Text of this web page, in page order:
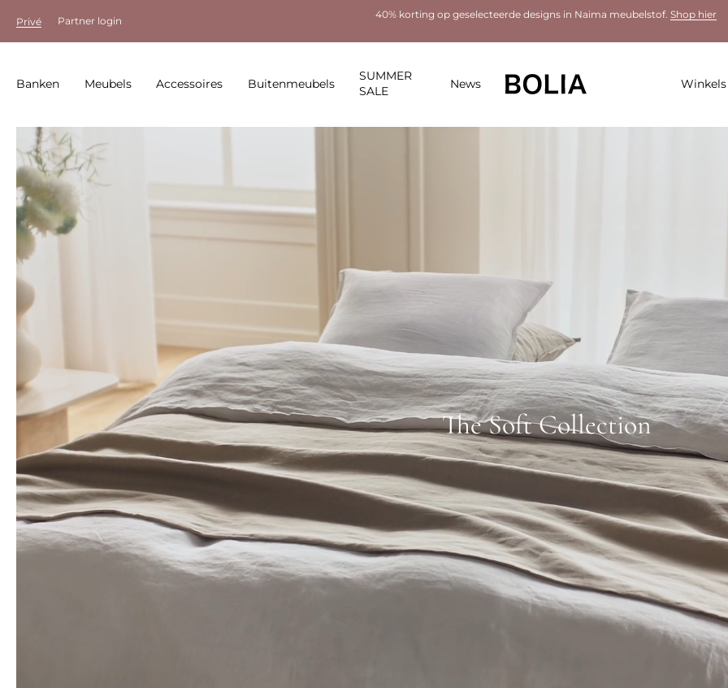
Privé Partner login
40% korting op geselecteerde designs in Naima meubelstof. Shop hier
Banken Meubels Accessoires Buitenmeubels
SUMMER
SALE
News Winkels
The Soft Collection